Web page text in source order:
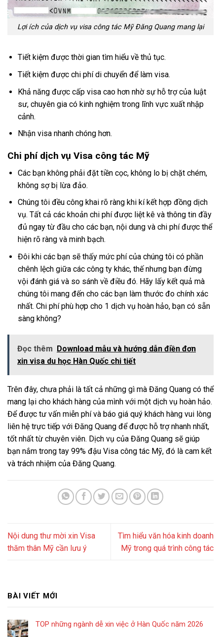
Lợi ích của dịch vụ visa công tác Mỹ Đăng Quang mang lại
Tiết kiệm được thời gian tìm hiểu về thủ tục.
Tiết kiệm được chi phí di chuyển để làm visa.
Khả năng được cấp visa cao hơn nhờ sự hỗ trợ của luật
sư, chuyên gia có kinh nghiệm trong lĩnh vực xuất nhập
cảnh.
Nhận visa nhanh chóng hơn.
Chi phí dịch vụ Visa công tác Mỹ
Các bạn không phải đặt tiền cọc, không lo bị chặt chém,
không sợ bị lừa đảo.
Chúng tôi đều công khai rõ ràng khi kí kết hợp đồng dịch
vụ. Tất cả các khoản chi phí được liệt kê và thông tin đầy
đủ ngay từ đầu cho các bạn, nội dung và chi phí được thể
hiện rõ ràng và minh bạch.
Đôi khi các bạn sẽ thấy mức phí của chúng tôi có phần
chênh lệch giữa các công ty khác, thế nhưng bạn đừng
vội đánh giá và so sánh về điều đó. Hãy lấy kết quả mà
chúng tôi mang đến cho các bạn làm thước đo chính xác
nhất. Chi phí phù hợp cho 1 dịch vụ hoàn hảo, bạn có sẵn
sàng không?
Đọc thêm
Download mẫu và hướng dẫn điền đơn
xin visa du học Hàn Quốc chi tiết
Trên đây, chưa phải là tất cả những gì mà Đăng Quang có thể
mang lại cho khách hàng của mình với một dịch vụ hoàn hảo.
Để được tư vấn miễn phí và báo giá quý khách hàng vui lòng
liên hệ trực tiếp với Đăng Quang để được hỗ trợ nhanh nhất,
tốt nhất từ chuyên viên. Dịch vụ của Đăng Quang sẽ giúp
bạn nắm trong tay 99% đậu Visa công tác Mỹ, đó là cam kết
và trách nhiệm của Đăng Quang.
Nội dung thư mời xin Visa
thăm thân Mỹ cần lưu ý
Tìm hiểu văn hóa kinh doanh
Mỹ trong quá trình công tác
BÀI VIẾT MỚI
TOP những ngành dễ xin việc ở Hàn Quốc năm 2026